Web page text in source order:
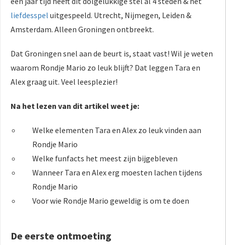
liefdesspel uitgespeeld. Utrecht, Nijmegen, Leiden &
Amsterdam. Alleen Groningen ontbreekt.
Dat Groningen snel aan de beurt is, staat vast! Wil je weten
waarom Rondje Mario zo leuk blijft? Dat leggen Tara en
Alex graag uit. Veel leesplezier!
Na het lezen van dit artikel weet je:
Welke elementen Tara en Alex zo leuk vinden aan
Rondje Mario
Welke funfacts het meest zijn bijgebleven
Wanneer Tara en Alex erg moesten lachen tijdens
Rondje Mario
Voor wie Rondje Mario geweldig is om te doen
De eerste ontmoeting
te
over
van
te
Hierdoor